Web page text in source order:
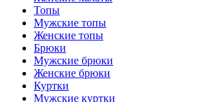
Топы
Мужские топы
Женские топы
Брюки
Мужские брюки
Женские брюки
Куртки
Мужские куртки